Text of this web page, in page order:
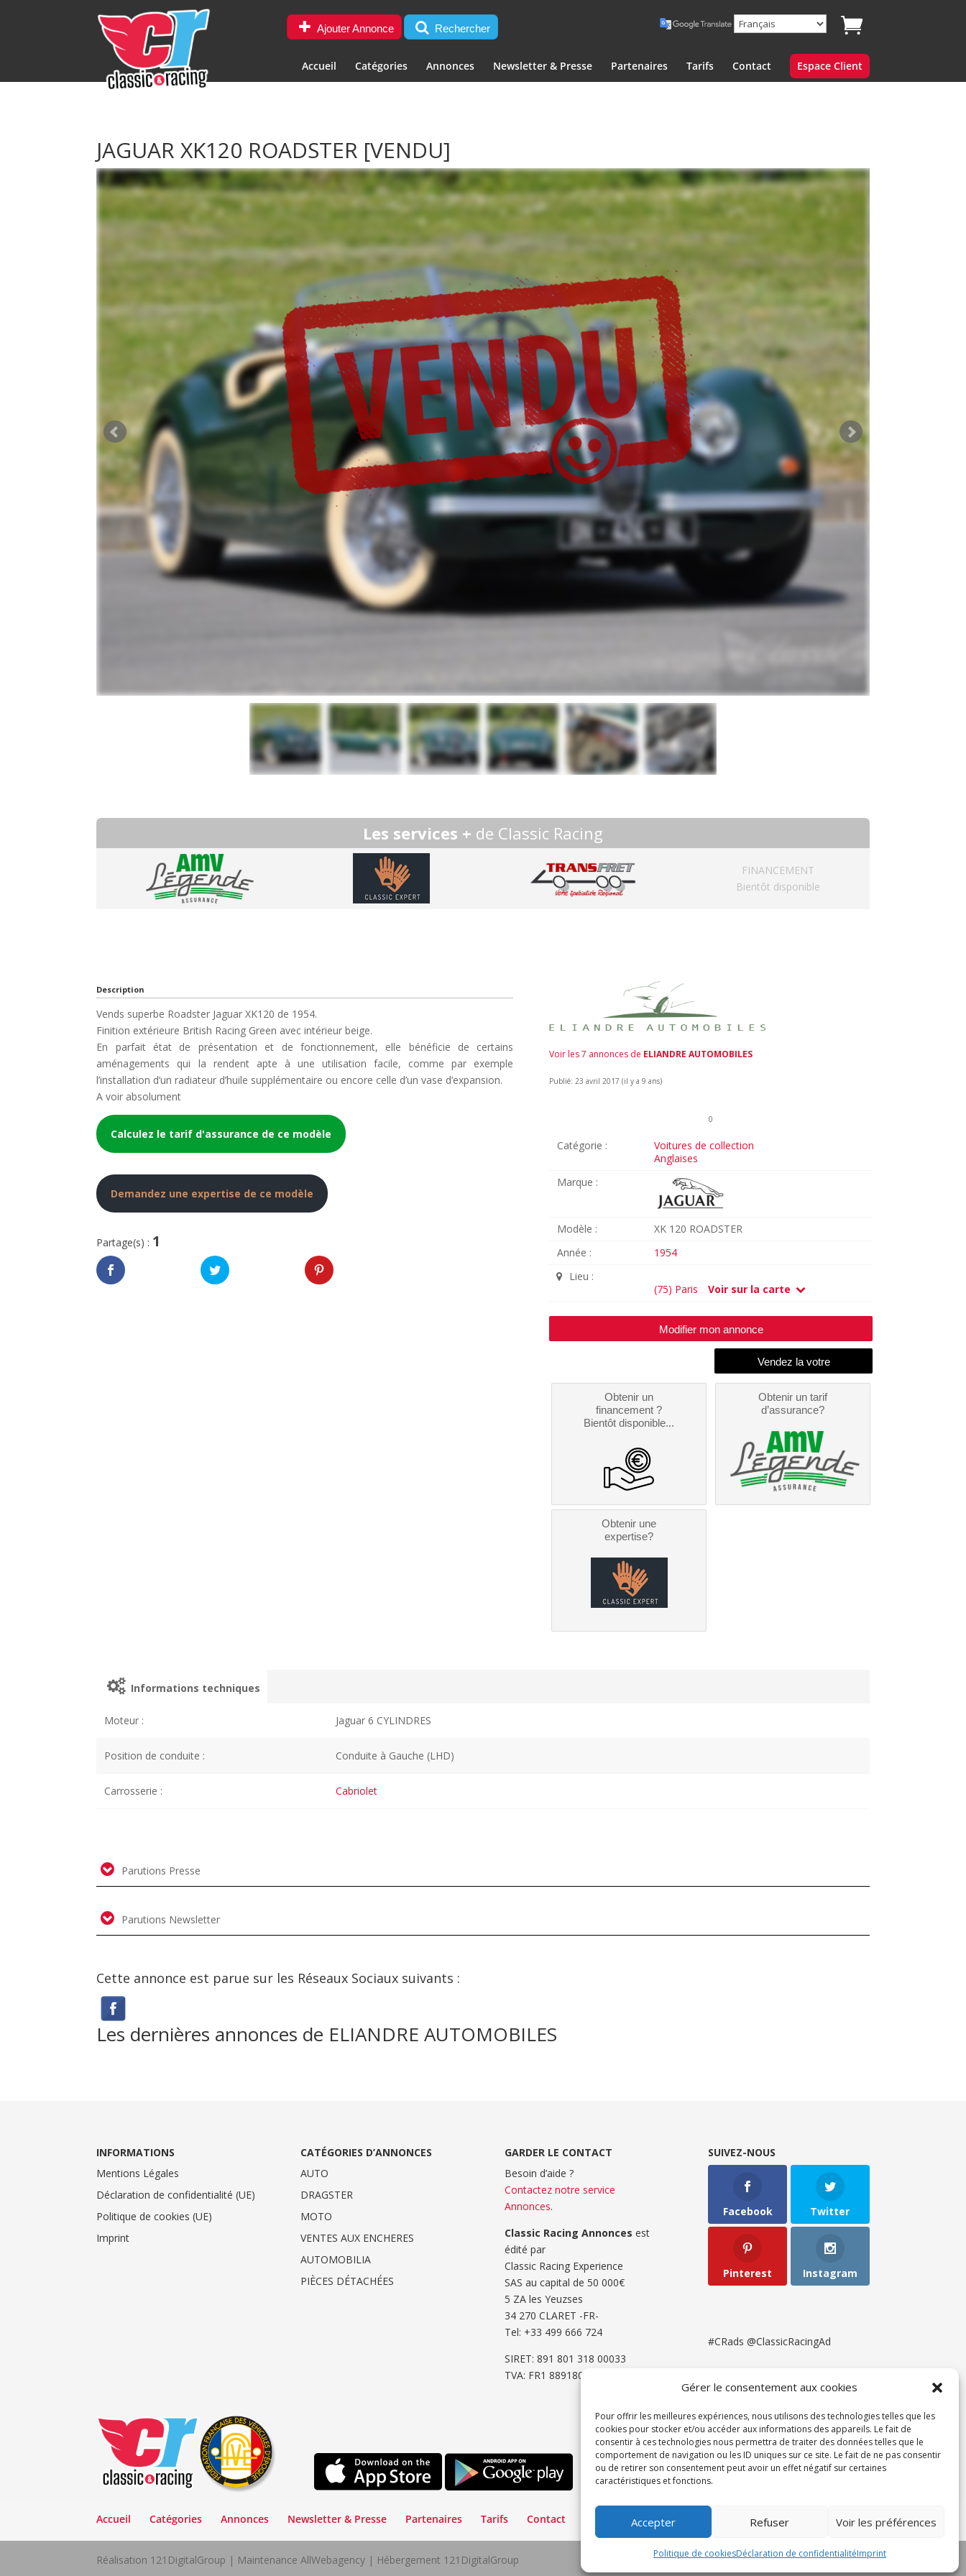
Gérer le consentement aux cookies
Pour offrir les meilleures expériences, nous utilisons des technologies telles que les
cookies pour stocker et/ou accéder aux informations des appareils. Le fait de
consentir à ces technologies nous permettra de traiter des données telles que le
comportement de navigation ou les ID uniques sur ce site. Le fait de ne pas consentir
ou de retirer son consentement peut avoir un effet négatif sur certaines
caractéristiques et fonctions.
Accepter Refuser Voir les préférences
Politique de cookiesDéclaration de confidentialitéImprint
Ajouter Annonce Rechercher
Accueil Catégories Annonces Newsletter & Presse Partenaires Tarifs Contact Espace Client
JAGUAR XK120 ROADSTER [VENDU]
Les services + de Classic Racing
FINANCEMENT
Bientôt disponible
Description
Vends superbe Roadster Jaguar XK120 de 1954.
Finition extérieure British Racing Green avec intérieur beige.
En parfait état de présentation et de fonctionnement, elle bénéficie de certains
aménagements qui la rendent apte à une utilisation facile, comme par exemple
l’installation d’un radiateur d’huile supplémentaire ou encore celle d’un vase d’expansion.
A voir absolument
Calculez le tarif d'assurance de ce modèle
Demandez une expertise de ce modèle
Partage(s) : 1
Voir les 7 annonces de ELIANDRE AUTOMOBILES
Publié: 23 avril 2017 (il y a 9 ans)
0
Catégorie :
Voitures de collection
Anglaises
Marque :
Modèle :
XK 120 ROADSTER
Année :
1954
Lieu :
(75) Paris
Voir sur la carte
Modifier mon annonce
Obtenir un
financement ?
Bientôt disponible...
Obtenir un tarif
d’assurance?
Obtenir une
expertise?
Informations techniques
Moteur : Jaguar 6 CYLINDRES
Position de conduite : Conduite à Gauche (LHD)
Carrosserie : Cabriolet
Parutions Presse
Parutions Newsletter
Cette annonce est parue sur les Réseaux Sociaux suivants :
Les dernières annonces de ELIANDRE AUTOMOBILES
INFORMATIONS
Mentions Légales
Déclaration de confidentialité (UE)
Politique de cookies (UE)
Imprint
CATÉGORIES D’ANNONCES
AUTO
DRAGSTER
MOTO
VENTES AUX ENCHERES
AUTOMOBILIA
PIÈCES DÉTACHÉES
GARDER LE CONTACT
Besoin d’aide ?
Contactez notre service
Annonces.
Classic Racing Annonces est
édité par
Classic Racing Experience
SAS au capital de 50 000€
5 ZA les Yeuzses
34 270 CLARET -FR-
Tel: ‭+33 499 666 724‬
SIRET: 891 801 318 00033
TVA: FR1 8891801318
SUIVEZ-NOUS
Facebook Twitter
Pinterest Instagram
#CRads @ClassicRacingAd
Accueil Catégories Annonces Newsletter & Presse Partenaires Tarifs Contact Espace Client
Réalisation 121DigitalGroup | Maintenance AllWebagency | Hébergement 121DigitalGroup